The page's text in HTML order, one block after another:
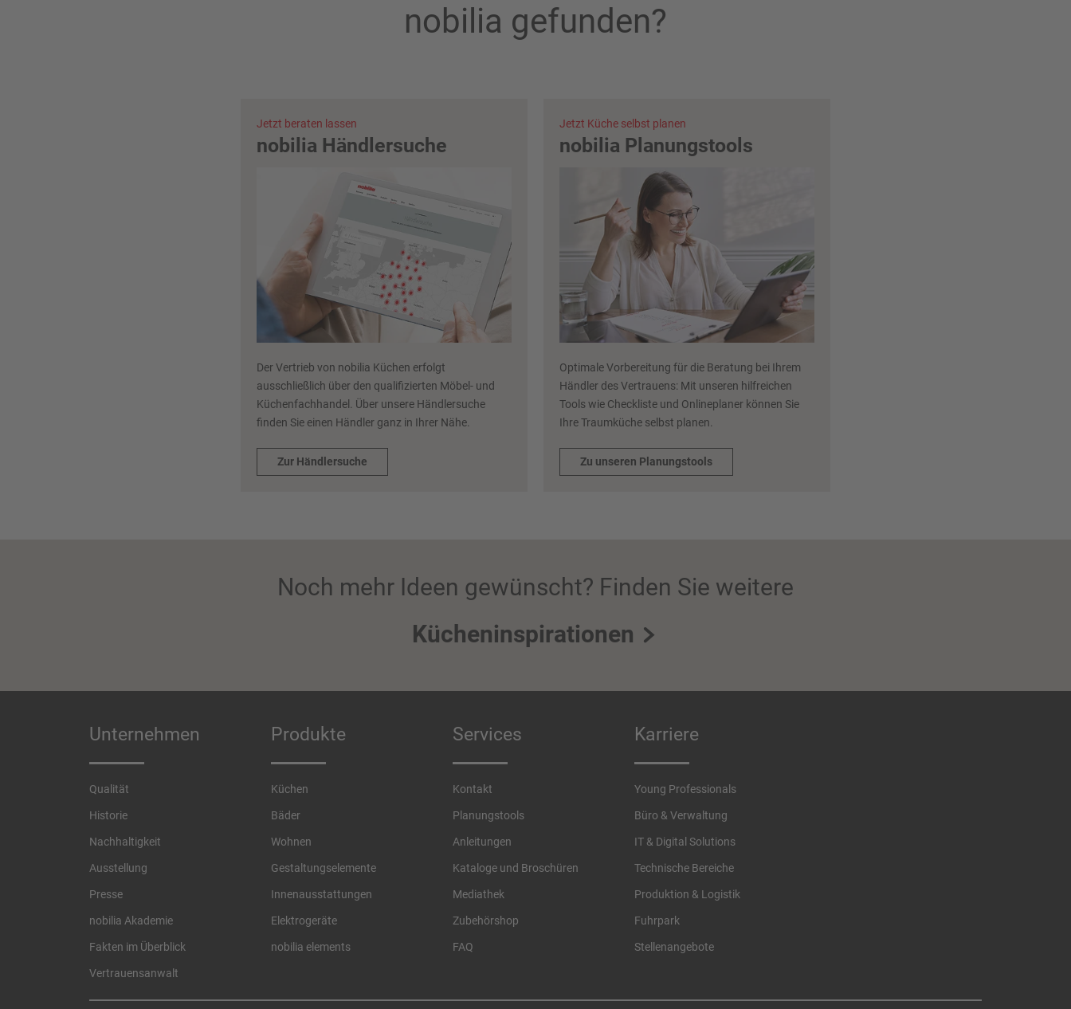
nobilia gefunden?
Jetzt beraten lassen
nobilia Händlersuche
Der Vertrieb von nobilia Küchen erfolgt
ausschließlich über den qualifizierten Möbel- und
Küchenfachhandel. Über unsere Händlersuche
finden Sie einen Händler ganz in Ihrer Nähe.
Zur Händlersuche
Jetzt Küche selbst planen
nobilia Planungstools
Optimale Vorbereitung für die Beratung bei Ihrem
Händler des Vertrauens: Mit unseren hilfreichen
Tools wie Checkliste und Onlineplaner können Sie
Ihre Traumküche selbst planen.
Zu unseren Planungstools
Noch mehr Ideen gewünscht? Finden Sie weitere
Kücheninspirationen
Unternehmen
Qualität
Historie
Nachhaltigkeit
Ausstellung
Presse
nobilia Akademie
Fakten im Überblick
Vertrauensanwalt
Produkte
Küchen
Bäder
Wohnen
Gestaltungselemente
Innenausstattungen
Elektrogeräte
nobilia elements
Services
Kontakt
Planungstools
Anleitungen
Kataloge und Broschüren
Mediathek
Zubehörshop
FAQ
Karriere
Young Professionals
Büro & Verwaltung
IT & Digital Solutions
Technische Bereiche
Produktion & Logistik
Fuhrpark
Stellenangebote